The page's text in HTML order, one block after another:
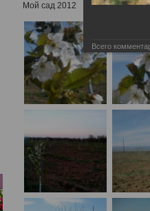
Мой сад 2012
Всего